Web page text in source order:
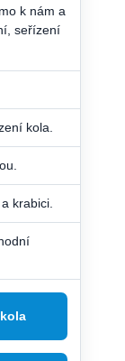
k nám a
seřízení
kola.
krabici.